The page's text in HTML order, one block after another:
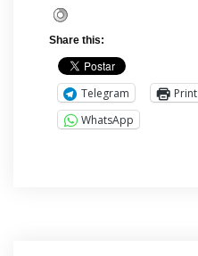
Share this:
Telegram Print
WhatsApp